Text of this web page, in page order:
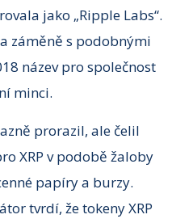
jako „Ripple Labs“.
záměně s podobnými
název pro společnost
minci.
prorazil, ale čelil
XRP v podobě žaloby
papíry a burzy.
tvrdí, že tokeny XRP